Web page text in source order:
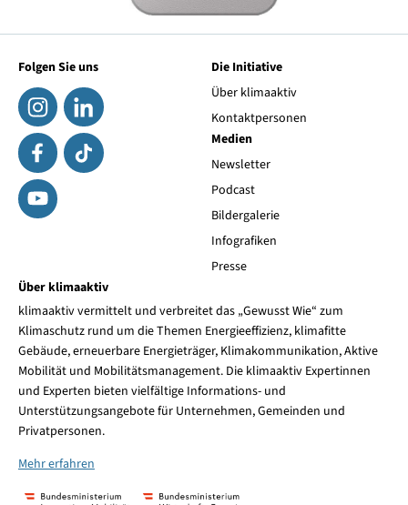
Folgen Sie uns
Die Initiative
Über klimaaktiv
Kontaktpersonen
Medien
Newsletter
Podcast
Bildergalerie
Infografiken
Presse
Über klimaaktiv
klimaaktiv vermittelt und verbreitet das „Gewusst Wie“ zum
Klimaschutz rund um die Themen Energieeffizienz, klimafitte
Gebäude, erneuerbare Energieträger, Klimakommunikation, Aktive
Mobilität und Mobilitätsmanagement. Die klimaaktiv Expertinnen
und Experten bieten vielfältige Informations- und
Unterstützungsangebote für Unternehmen, Gemeinden und
Privatpersonen.
Mehr erfahren